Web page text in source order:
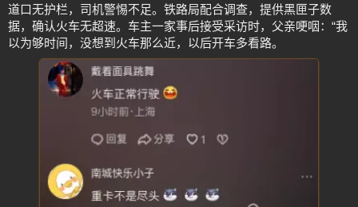
道口无护栏，司机警惕不足。铁路局配合调查，提供黑匣子数
据，确认火车无超速。车主一家事后接受采访时，父亲哽咽：“我
以为够时间，没想到火车那么近，以后开车多看路。